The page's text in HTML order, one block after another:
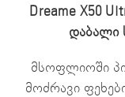
Dreame X50
დაბალი
მსოფლიოში
მოძრავი